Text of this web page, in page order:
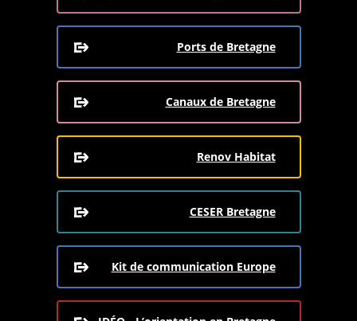
Ports de Bretagne
Canaux de Bretagne
Renov Habitat
CESER Bretagne
Kit de communication Europe